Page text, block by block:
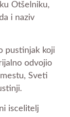
Otšelniku,
i naziv
pustinjak koji
odvojio
Sveti
iscelitelj